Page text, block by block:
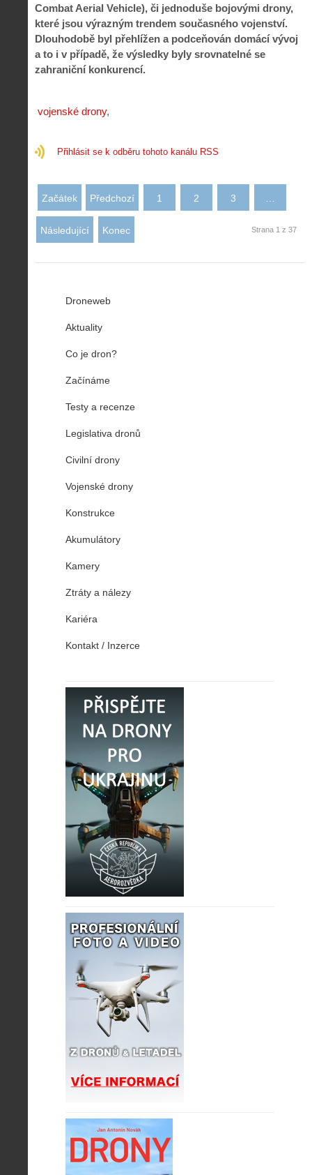
Combat Aerial Vehicle), či jednoduše bojovými drony,
které jsou výrazným trendem současného vojenství.
Dlouhodobě byl přehlížen a podceňován domácí vývoj
a to i v případě, že výsledky byly srovnatelné se
zahraniční konkurencí.
vojenské drony
Přihlásit se k odběru tohoto kanálu RSS
Začátek Předchozí 1 2 3
Následující Konec Strana 1 z 37
Droneweb
Aktuality
Co je dron?
Začínáme
Testy a recenze
Legislativa dronů
Civilní drony
Vojenské drony
Konstrukce
Akumulátory
Kamery
Ztráty a nálezy
Kariéra
Kontakt / Inzerce